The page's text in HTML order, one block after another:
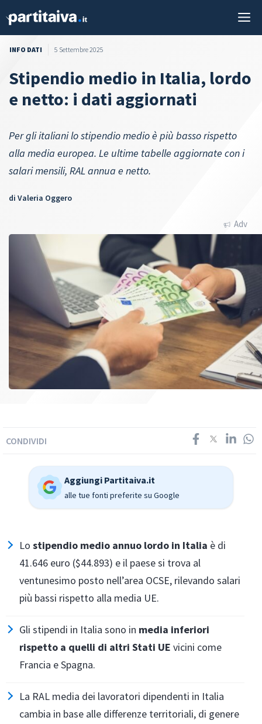
INFO DATI 5 Settembre 2025
Stipendio medio in Italia, lordo
e netto: i dati aggiornati
Per gli italiani lo stipendio medio è più basso rispetto
alla media europea. Le ultime tabelle aggiornate con i
salari mensili, RAL annua e netto.
di Valeria Oggero
Adv
CONDIVIDI
Aggiungi Partitaiva.it
alle tue fonti preferite su Google
Lo stipendio medio annuo lordo in Italia è di
41.646 euro ($44.893) e il paese si trova al
ventunesimo posto nell’area OCSE, rilevando salari
più bassi rispetto alla media UE.
Gli stipendi in Italia sono in media inferiori
rispetto a quelli di altri Stati UE vicini come
Francia e Spagna.
La RAL media dei lavoratori dipendenti in Italia
cambia in base alle differenze territoriali, di genere